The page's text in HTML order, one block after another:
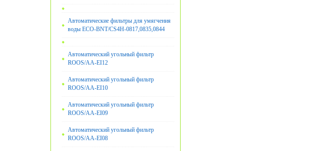
Автоматические фильтры для умягчения
воды ECO-BNT/CS4H-0817,0835,0844
Автоматический угольный фильтр
ROOS/AA-EI12
Автоматический угольный фильтр
ROOS/AA-EI10
Автоматический угольный фильтр
ROOS/AA-EI09
Автоматический угольный фильтр
ROOS/AA-EI08